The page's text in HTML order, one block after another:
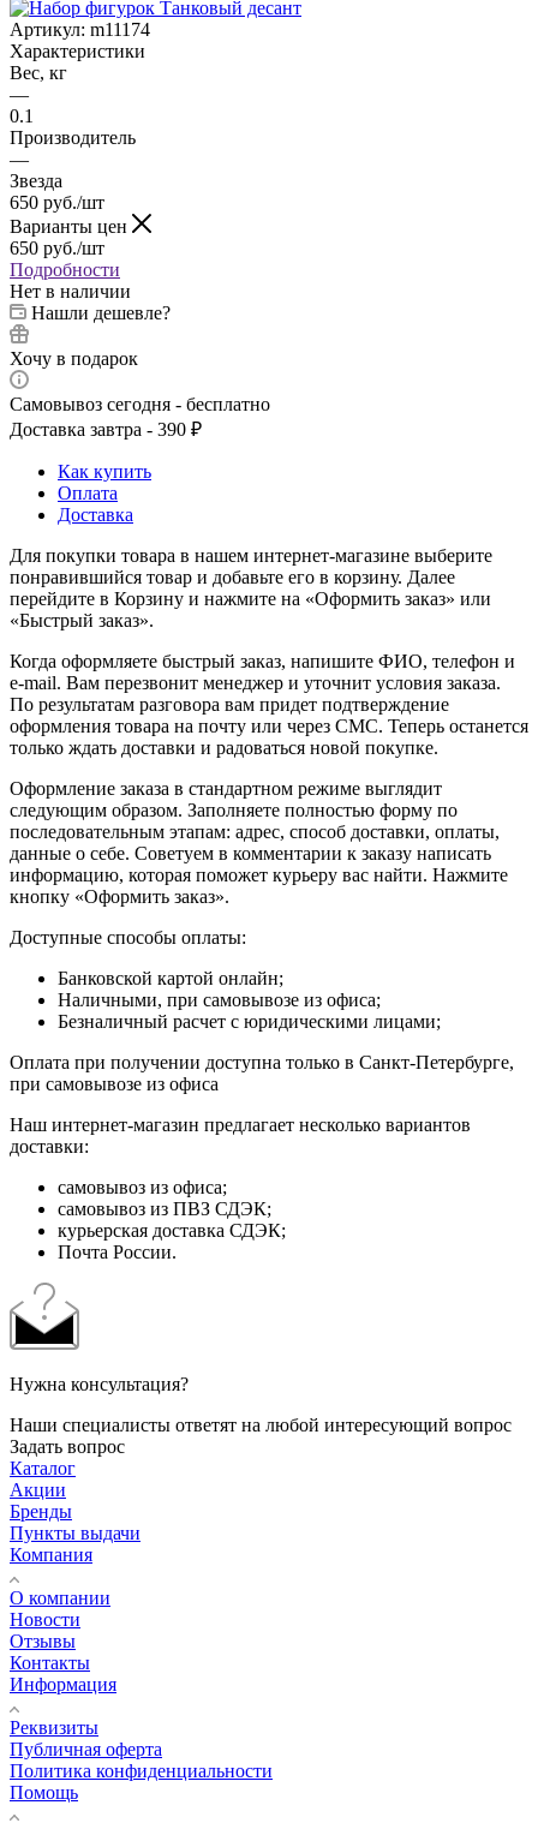
Артикул: m11174
Характеристики
Вес, кг
—
0.1
Производитель
—
Звезда
650 руб./шт
Варианты цен
650 руб./шт
Подробности
Нет в наличии
Нашли дешевле?
Хочу в подарок
Самовывоз сегодня - бесплатно
Доставка завтра - 390 ₽
Как купить
Оплата
Доставка
Для покупки товара в нашем интернет-магазине выберите
понравившийся товар и добавьте его в корзину. Далее
перейдите в Корзину и нажмите на «Оформить заказ» или
«Быстрый заказ».
Когда оформляете быстрый заказ, напишите ФИО, телефон и
e-mail. Вам перезвонит менеджер и уточнит условия заказа.
По результатам разговора вам придет подтверждение
оформления товара на почту или через СМС. Теперь останется
только ждать доставки и радоваться новой покупке.
Оформление заказа в стандартном режиме выглядит
следующим образом. Заполняете полностью форму по
последовательным этапам: адрес, способ доставки, оплаты,
данные о себе. Советуем в комментарии к заказу написать
информацию, которая поможет курьеру вас найти. Нажмите
кнопку «Оформить заказ».
Доступные способы оплаты:
Банковской картой онлайн;
Наличными, при самовывозе из офиса;
Безналичный расчет с юридическими лицами;
Оплата при получении доступна только в Санкт-Петербурге,
при самовывозе из офиса
Наш интернет-магазин предлагает несколько вариантов
доставки:
самовывоз из офиса;
самовывоз из ПВЗ СДЭК;
курьерская доставка СДЭК;
Почта России.
Нужна консультация?
Наши специалисты ответят на любой интересующий вопрос
Задать вопрос
Каталог
Акции
Бренды
Пункты выдачи
Компания
О компании
Новости
Отзывы
Контакты
Информация
Реквизиты
Публичная оферта
Политика конфиденциальности
Помощь